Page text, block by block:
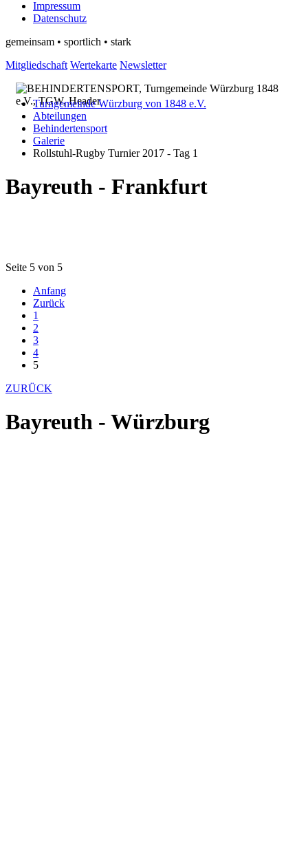
Impressum
Datenschutz
gemeinsam • sportlich • stark
Mitgliedschaft Wertekarte Newsletter
Turngemeinde Würzburg von 1848 e.V.
Abteilungen
Behindertensport
Galerie
Rollstuhl-Rugby Turnier 2017 - Tag 1
Bayreuth - Frankfurt
Seite 5 von 5
Anfang
Zurück
1
2
3
4
5
ZURÜCK
Bayreuth - Würzburg